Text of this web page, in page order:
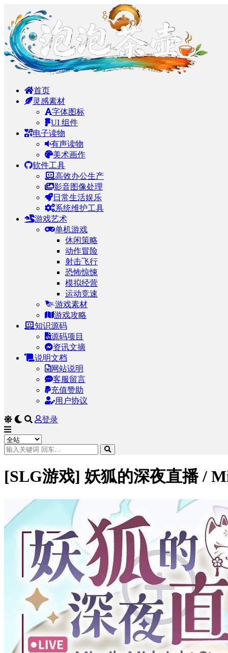
首页
灵感素材
字体图标
UI 组件
电子读物
有声读物
美术画作
软件工具
高效办公生产
影音图像处理
日常生活娱乐
系统维护工具
游戏艺术
单机游戏
休闲策略
动作冒险
射击飞行
恐怖惊悚
模拟经营
运动竞速
游戏素材
游戏攻略
知识源码
源码项目
资讯文摘
说明文档
网站说明
客服留言
充值赞助
用户协议
登录
[SLG游戏] 妖狐的深夜直播 /